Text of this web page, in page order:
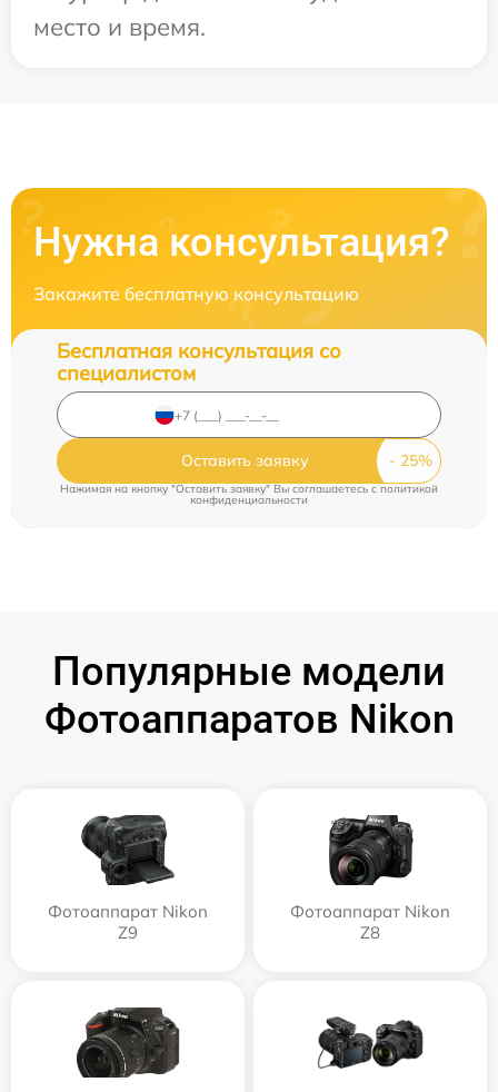
место и время.
Нужна консультация?
Закажите бесплатную консультацию
Бесплатная консультация со
специалистом
Оставить заявку
Нажимая на кнопку "Оставить заявку" Вы соглашаетесь cполитикой
конфиденциальности
Популярные модели
Фотоаппаратов Nikon
Фотоаппарат Nikon
Z9
Фотоаппарат Nikon
Z8